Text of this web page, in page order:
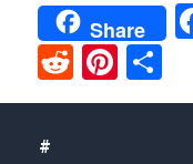
Share
Reddit
#